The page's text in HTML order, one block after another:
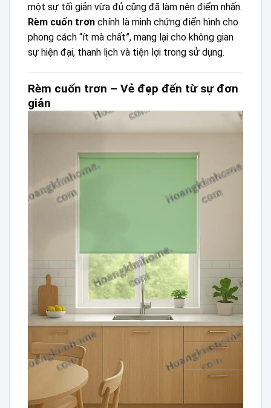
một sự tối giản vừa đủ cũng đã làm nên điểm nhấn.
Rèm cuốn trơn chính là minh chứng điển hình cho
phong cách “ít mà chất”, mang lại cho không gian
sự hiện đại, thanh lịch và tiện lợi trong sử dụng.
Rèm cuốn trơn – Vẻ đẹp đến từ sự đơn
giản